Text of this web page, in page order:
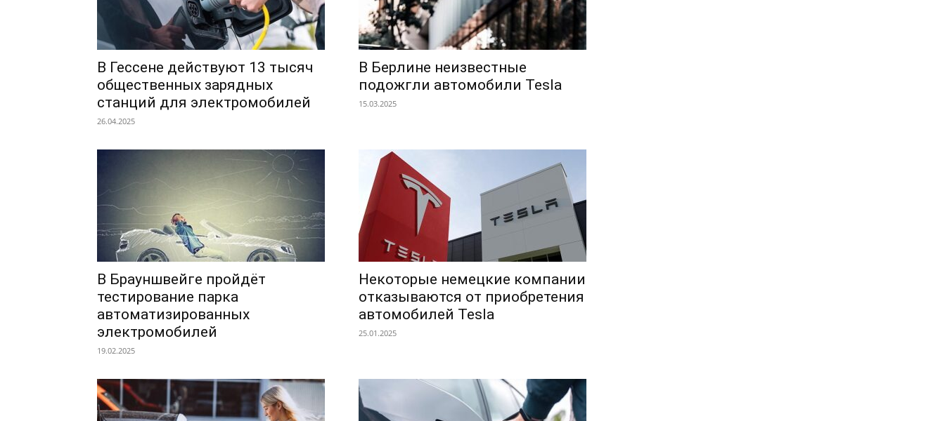
В Гессене действуют 13 тысяч
общественных зарядных
станций для электромобилей
26.04.2025
В Берлине неизвестные
подожгли автомобили Tesla
15.03.2025
В Брауншвейге пройдёт
тестирование парка
автоматизированных
электромобилей
19.02.2025
Некоторые немецкие компании
отказываются от приобретения
автомобилей Tesla
25.01.2025